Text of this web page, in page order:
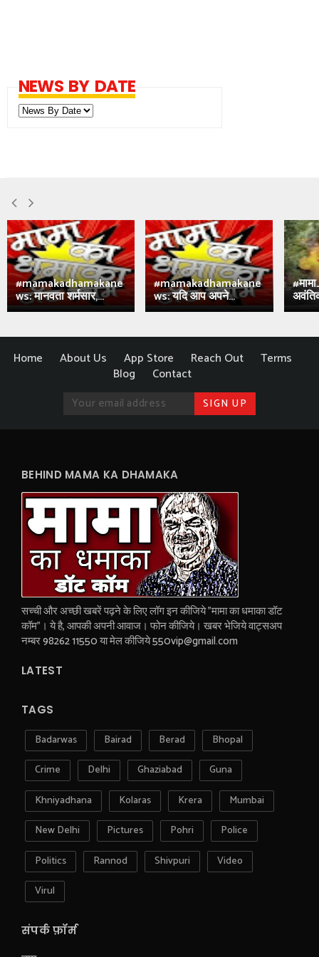
NEWS BY DATE
#mamakadhamakane
ws: मानवता शर्मसार,...
#mamakadhamakane
ws: यदि आप अपने...
Home About Us App Store Reach Out
Terms
Blog
Contact
BEHIND MAMA KA DHAMAKA
सच्ची और अच्छी खबरें पढ़ने के लिए लॉग इन कीजिये "मामा का धमाका डॉट
कॉम"। ये है, आपकी अपनी आवाज। फोन कीजिये। खबर भेजिये वाट्सअप
नम्बर 98262 11550 या मेल कीजिये 550vip@gmail.com
LATEST
TAGS
Badarwas Bairad Berad
Bhopal
Crime
Delhi Ghaziabad
Guna
Khniyadhana
Kolaras Krera
Mumbai
New Delhi
Pictures Pohri
Police
Politics
Rannod Shivpuri
Video
Virul
संपर्क फ़ॉर्म